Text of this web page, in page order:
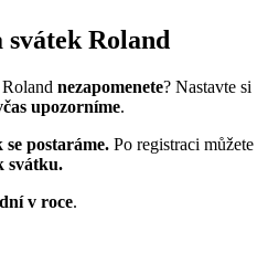
svátek Roland
nezapomenete? Nastavte si
upozorníme.
se postaráme. Po registraci můžete
svátku.
v roce.